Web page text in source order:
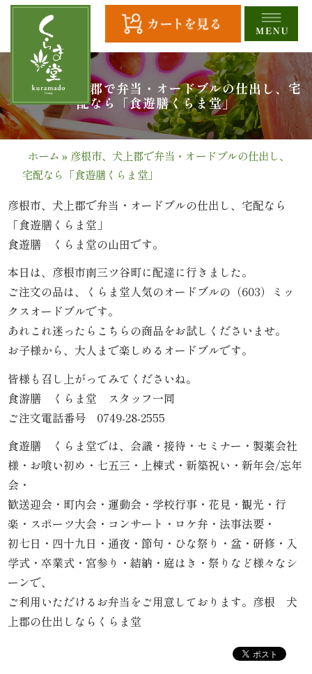
へ
ス
キ
HOME
全
品
一
覧
幕
の
内
弁
当
折
詰
弁
当
会
席
料
彦根市、犬上郡で弁当・オードブルの仕出し、宅
配なら「食遊膳くらま堂」
ホーム » 彦根市、犬上郡で弁当・オードブルの仕出し、
宅配なら「食遊膳くらま堂」
彦根市、犬上郡で弁当・オードブルの仕出し、宅配なら
「食遊膳くらま堂」
食遊膳 くらま堂の山田です。
本日は、彦根市南三ツ谷町に配達に行きました。
ご注文の品は、くらま堂人気のオードブルの（603）ミッ
クスオードブルです。
あれこれ迷ったらこちらの商品をお試しくださいませ。
お子様から、大人まで楽しめるオードブルです。
皆様も召し上がってみてくださいね。
食游膳 くらま堂 スタッフ一同
ご注文電話番号 0749-28-2555
食遊膳 くらま堂では、会議・接待・セミナー・製薬会社
様・お喰い初め・七五三・上棟式・新築祝い・新年会/忘年
会・
歓送迎会・町内会・運動会・学校行事・花見・観光・行
楽・スポーツ大会・コンサート・ロケ弁・法事法要・
初七日・四十九日・通夜・節句・ひな祭り・盆・研修・入
学式・卒業式・宮参り・結納・庭はき・祭りなど様々なシ
ーンで、
ご利用いただけるお弁当をご用意しております。彦根 犬
上郡の仕出しならくらま堂